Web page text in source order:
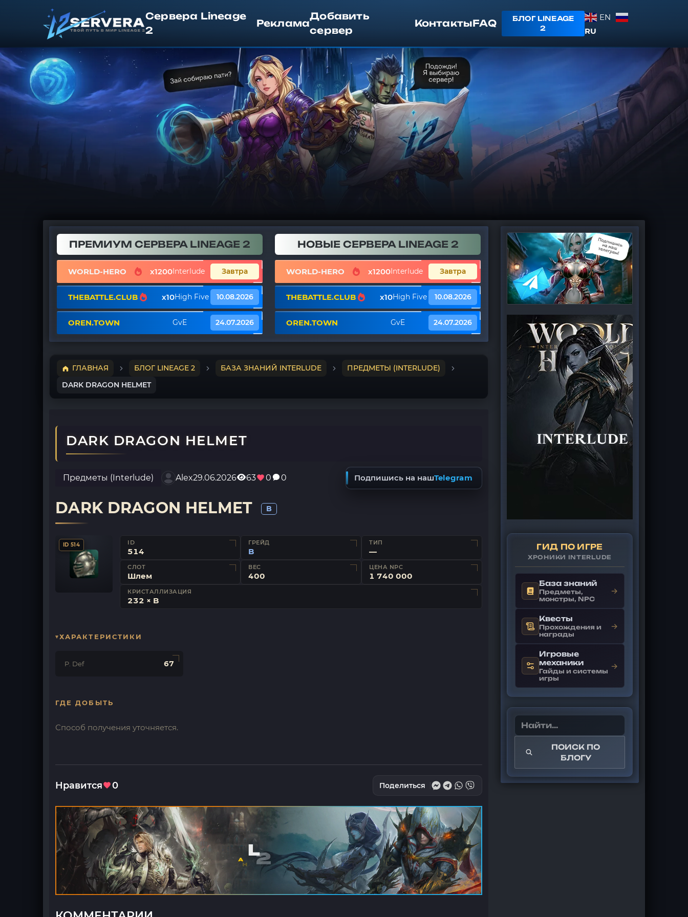
Сервера Lineage
2
Реклама
Добавить
сервер
КонтактыFAQ
БЛОГ LINEAGE
2
EN
RU
ПРЕМИУМ СЕРВЕРА LINEAGE 2
WORLD-HERO x1200Interlude Завтра
THEBATTLE.CLUB x10High Five 10.08.2026
OREN.TOWN GvE 24.07.2026
НОВЫЕ СЕРВЕРА LINEAGE 2
WORLD-HERO x1200Interlude Завтра
THEBATTLE.CLUB x10High Five 10.08.2026
OREN.TOWN GvE 24.07.2026
ГЛАВНАЯ БЛОГ LINEAGE 2 БАЗА ЗНАНИЙ INTERLUDE
ПРЕДМЕТЫ (INTERLUDE)
DARK DRAGON HELMET
DARK DRAGON HELMET
Предметы (Interlude) Alex29.06.2026 63 0 0 Подпишись на нашTelegram
DARK DRAGON HELMET B
ID 514 ID
514
ГРЕЙД
B
ТИП
—
СЛОТ
Шлем
ВЕС
400
ЦЕНА NPC
1 740 000
КРИСТАЛЛИЗАЦИЯ
232 × B
ХАРАКТЕРИСТИКИ
P. Def 67
ГДЕ ДОБЫТЬ
Способ получения уточняется.
Нравится 0 Поделиться
ГИД ПО ИГРЕ
ХРОНИКИ INTERLUDE
База знаний
Предметы,
монстры, NPC
→
Квесты
Прохождения и
награды
→
Игровые
механики
Гайды и системы
игры
→
ПОИСК ПО
БЛОГУ